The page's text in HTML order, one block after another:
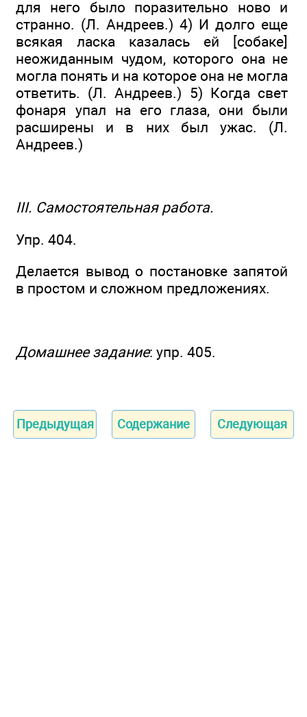
для него было поразительно ново и
странно. (Л. Андреев.) 4) И долго еще
всякая ласка казалась ей [собаке]
неожиданным чудом, которого она не
могла понять и на которое она не могла
ответить. (Л. Андреев.) 5) Когда свет
фонаря упал на его глаза, они были
расширены и в них был ужас. (Л.
Андреев.)
III. Самостоятельная работа.
Упр. 404.
Делается вывод о постановке запятой
в простом и сложном предложениях.
Домашнее задание: упр. 405.
Предыдущая Содержание Следующая